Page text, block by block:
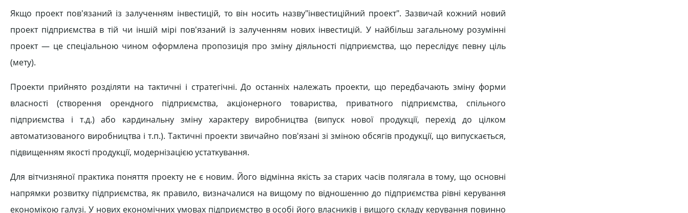
Якщо проект пов'язаний із залученням інвестицій, то він носить назву"інвестиційний проект". Зазвичай кожний новий
проект підприємства в тій чи іншій мірі пов'язаний із залученням нових інвестицій. У найбільш загальному розумінні
проект — це спеціальною чином оформлена пропозиція про зміну діяльності підприємства, що переслідує певну ціль
(мету).
Проекти прийнято розділяти на тактичні і стратегічні. До останніх належать проекти, що передбачають зміну форми
власності (створення орендного підприємства, акціонерного товариства, приватного підприємства, спільного
підприємства і т.д.) або кардинальну зміну характеру виробництва (випуск нової продукції, перехід до цілком
автоматизованого виробництва і т.п.). Тактичні проекти звичайно пов'язані зі зміною обсягів продукції, що випускається,
підвищенням якості продукції, модернізацією устаткування.
Для вітчизняної практика поняття проекту не є новим. Його відмінна якість за старих часів полягала в тому, що основні
напрямки розвитку підприємства, як правило, визначалися на вищому по відношенню до підприємства рівні керування
економікою галузі. У нових економічних умовах підприємство в особі його власників і вищого складу керування повинно